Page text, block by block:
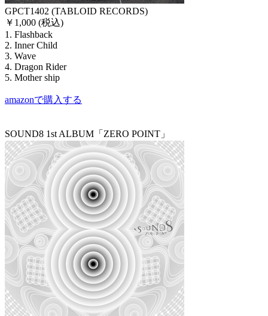
GPCT1402 (TABLOID RECORDS)
￥1,000 (税込)
1. Flashback
2. Inner Child
3. Wave
4. Dragon Rider
5. Mother ship
amazonで購入する
SOUND8 1st ALBUM「ZERO POINT」